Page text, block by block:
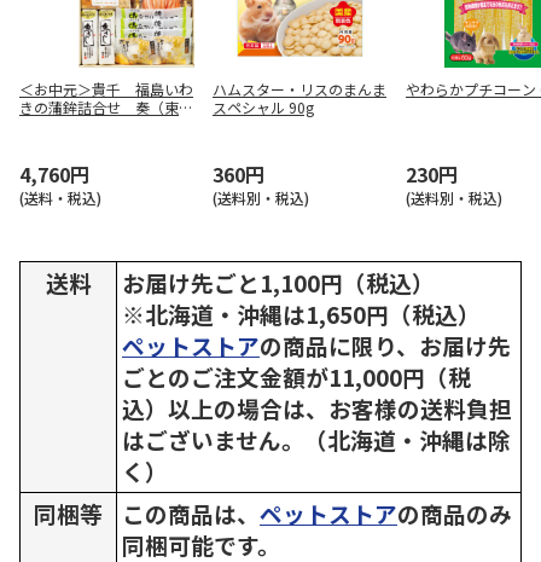
＜お中元＞貴千 福島いわ
きの蒲鉾詰合せ 奏（東日
4,760円
(送料・税込)
ハムスター・リスのまんま
スペシャル 90g
360円
(送料別・税込)
やわらかプチコーン
230円
(送料別・税込)
送料
お届け先ごと1,100円（税込）
※北海道・沖縄は1,650円（税込）
ペットストアの商品に限り、お届け先
ごとのご注文金額が11,000円（税
込）以上の場合は、お客様の送料負担
はございません。（北海道・沖縄は除
く）
同梱等
この商品は、 ペットストアの商品のみ
同梱可能です。